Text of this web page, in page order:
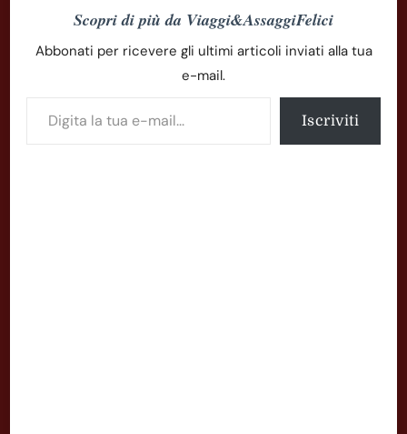
Scopri di più da Viaggi&AssaggiFelici
Abbonati per ricevere gli ultimi articoli inviati alla tua
e-mail.
Iscriviti